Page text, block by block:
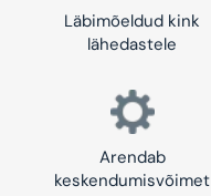
Läbimõeldud kink
lähedastele
Arendab
keskendumisvõimet